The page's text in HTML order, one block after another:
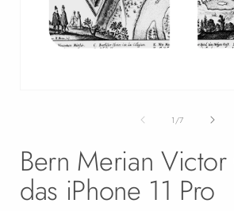
1 /von
7
Bern Merian
das iPhone 11 Pro